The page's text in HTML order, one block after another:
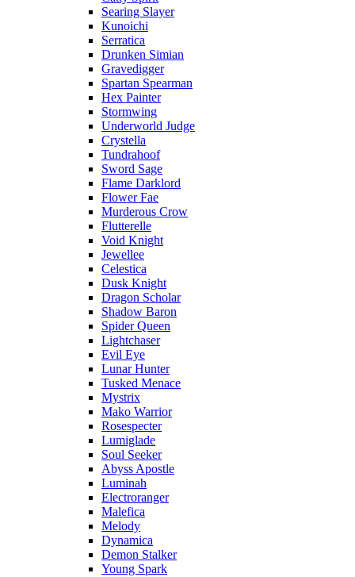
Searing Slayer
Kunoichi
Serratica
Drunken Simian
Gravedigger
Spartan Spearman
Hex Painter
Stormwing
Underworld Judge
Crystella
Tundrahoof
Sword Sage
Flame Darklord
Flower Fae
Murderous Crow
Flutterelle
Void Knight
Jewellee
Celestica
Dusk Knight
Dragon Scholar
Shadow Baron
Spider Queen
Lightchaser
Evil Eye
Lunar Hunter
Tusked Menace
Mystrix
Mako Warrior
Rosespecter
Lumiglade
Soul Seeker
Abyss Apostle
Luminah
Electroranger
Malefica
Melody
Dynamica
Demon Stalker
Young Spark